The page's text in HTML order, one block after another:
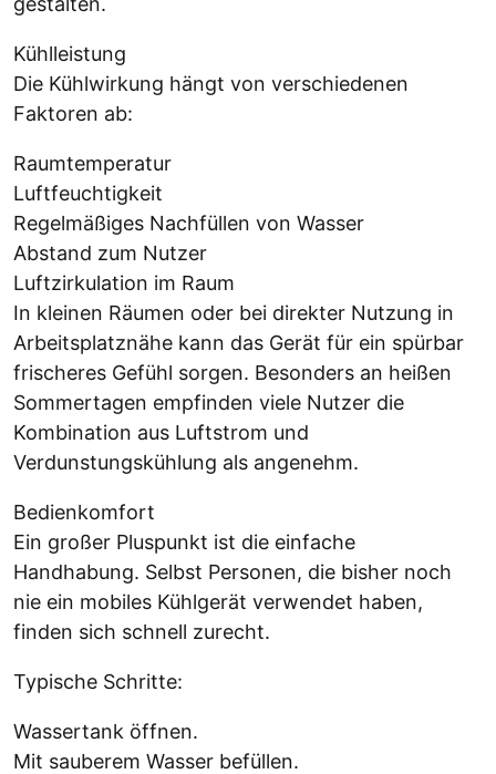
Kühlleistung
Die Kühlwirkung hängt von verschiedenen
Faktoren ab:
Raumtemperatur
Luftfeuchtigkeit
Regelmäßiges Nachfüllen von Wasser
Abstand zum Nutzer
Luftzirkulation im Raum
In kleinen Räumen oder bei direkter Nutzung in
Arbeitsplatznähe kann das Gerät für ein spürbar
frischeres Gefühl sorgen. Besonders an heißen
Sommertagen empfinden viele Nutzer die
Kombination aus Luftstrom und
Verdunstungskühlung als angenehm.
Bedienkomfort
Ein großer Pluspunkt ist die einfache
Handhabung. Selbst Personen, die bisher noch
nie ein mobiles Kühlgerät verwendet haben,
finden sich schnell zurecht.
Typische Schritte:
Wassertank öffnen.
Mit sauberem Wasser befüllen.